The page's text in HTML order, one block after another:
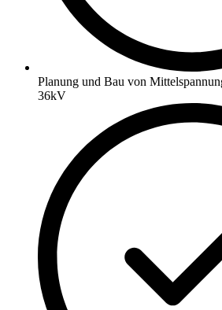
Planung und Bau von
36kV